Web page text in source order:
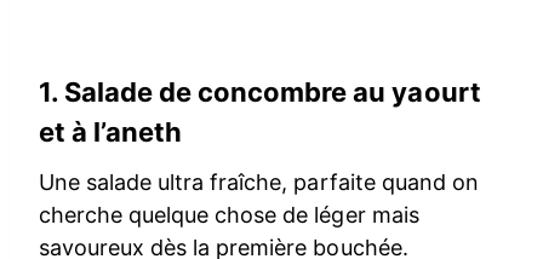
1. Salade de concombre au yaourt
et à l’aneth
Une salade ultra fraîche, parfaite quand on
cherche quelque chose de léger mais
savoureux dès la première bouchée.